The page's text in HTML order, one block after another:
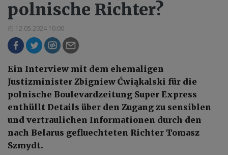
polnische Richter?
12.05.2024 10:00
Ein Interview mit dem ehemaligen
Justizminister Zbigniew Ćwiąkalski für die
polnische Boulevardzeitung Super Express
enthüllt Details über den Zugang zu sensiblen
und vertraulichen Informationen durch den
nach Belarus gefluechteten Richter Tomasz
Szmydt.